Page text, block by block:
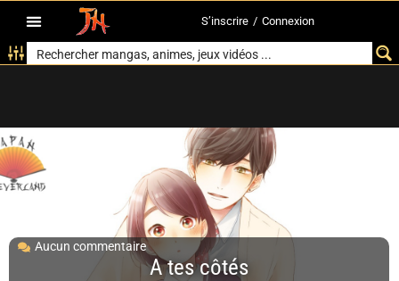
S’inscrire / Connexion
Aucun commentaire
A tes côtés